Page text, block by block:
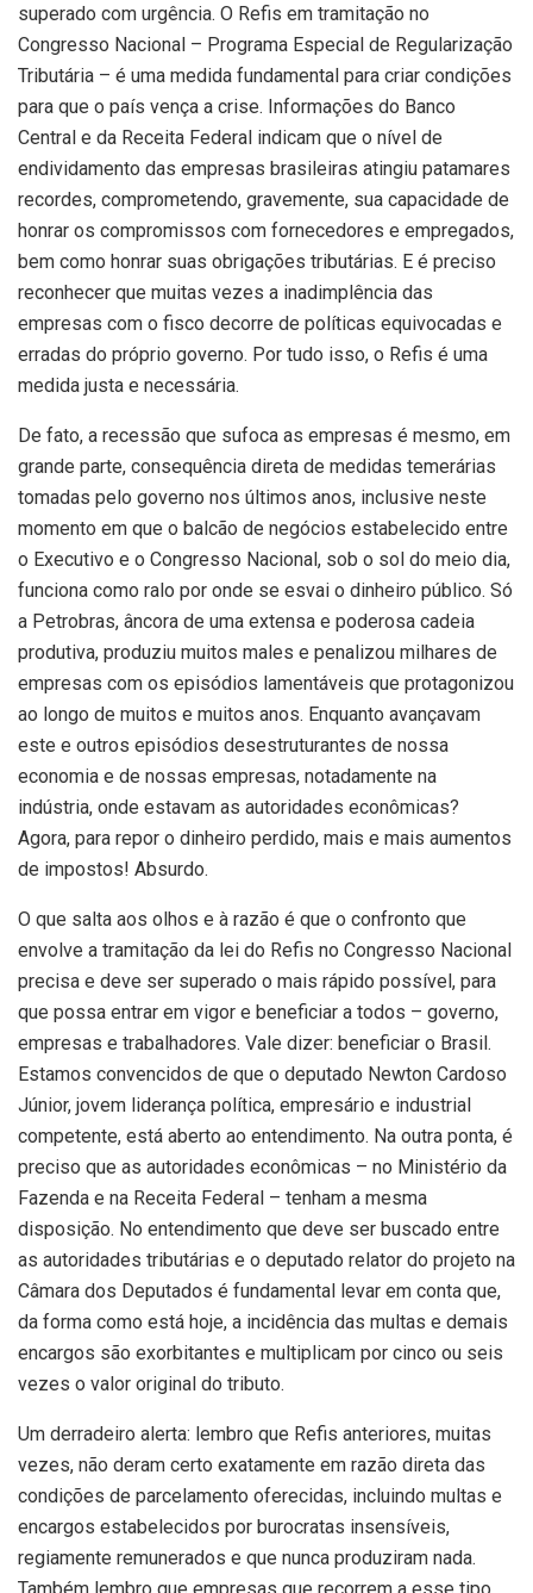
superado com urgência. O Refis em tramitação no
Congresso Nacional – Programa Especial de Regularização
Tributária – é uma medida fundamental para criar condições
para que o país vença a crise. Informações do Banco
Central e da Receita Federal indicam que o nível de
endividamento das empresas brasileiras atingiu patamares
recordes, comprometendo, gravemente, sua capacidade de
honrar os compromissos com fornecedores e empregados,
bem como honrar suas obrigações tributárias. E é preciso
reconhecer que muitas vezes a inadimplência das
empresas com o fisco decorre de políticas equivocadas e
erradas do próprio governo. Por tudo isso, o Refis é uma
medida justa e necessária.
De fato, a recessão que sufoca as empresas é mesmo, em
grande parte, consequência direta de medidas temerárias
tomadas pelo governo nos últimos anos, inclusive neste
momento em que o balcão de negócios estabelecido entre
o Executivo e o Congresso Nacional, sob o sol do meio dia,
funciona como ralo por onde se esvai o dinheiro público. Só
a Petrobras, âncora de uma extensa e poderosa cadeia
produtiva, produziu muitos males e penalizou milhares de
empresas com os episódios lamentáveis que protagonizou
ao longo de muitos e muitos anos. Enquanto avançavam
este e outros episódios desestruturantes de nossa
economia e de nossas empresas, notadamente na
indústria, onde estavam as autoridades econômicas?
Agora, para repor o dinheiro perdido, mais e mais aumentos
de impostos! Absurdo.
O que salta aos olhos e à razão é que o confronto que
envolve a tramitação da lei do Refis no Congresso Nacional
precisa e deve ser superado o mais rápido possível, para
que possa entrar em vigor e beneficiar a todos – governo,
empresas e trabalhadores. Vale dizer: beneficiar o Brasil.
Estamos convencidos de que o deputado Newton Cardoso
Júnior, jovem liderança política, empresário e industrial
competente, está aberto ao entendimento. Na outra ponta, é
preciso que as autoridades econômicas – no Ministério da
Fazenda e na Receita Federal – tenham a mesma
disposição. No entendimento que deve ser buscado entre
as autoridades tributárias e o deputado relator do projeto na
Câmara dos Deputados é fundamental levar em conta que,
da forma como está hoje, a incidência das multas e demais
encargos são exorbitantes e multiplicam por cinco ou seis
vezes o valor original do tributo.
Um derradeiro alerta: lembro que Refis anteriores, muitas
vezes, não deram certo exatamente em razão direta das
condições de parcelamento oferecidas, incluindo multas e
encargos estabelecidos por burocratas insensíveis,
regiamente remunerados e que nunca produziram nada.